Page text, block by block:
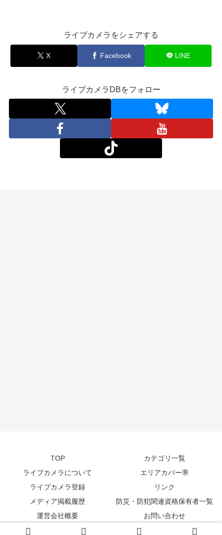
ライブカメラをシェアする
X Facebook LINE
ライブカメラDBをフォロー
TOP
カテゴリ一覧
ライブカメラについて
エリアカバー率
ライブカメラ登録
リンク
メディア掲載履歴
防災・防犯関連資格保有者一覧
運営会社概要
お問い合わせ
© 2014-2026 zetta segment Inc